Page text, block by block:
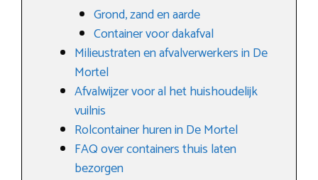
Grond, zand en aarde
Container voor dakafval
Milieustraten en afvalverwerkers in De
Mortel
Afvalwijzer voor al het huishoudelijk
vuilnis
Rolcontainer huren in De Mortel
FAQ over containers thuis laten
bezorgen